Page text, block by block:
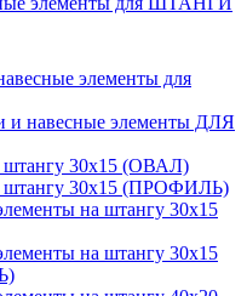
элементы для
и навесные элементы ДЛЯ
30х15 (ОВАЛ)
штангу 30х15 (ПРОФИЛЬ)
на штангу 30х15
на штангу 30х15